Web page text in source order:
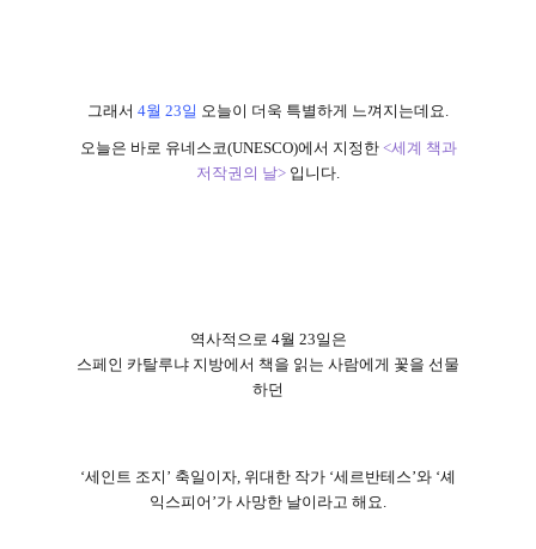
그래서 4월 23일 오늘이 더욱 특별하게 느껴지는데요.
오늘은 바로 유네스코(UNESCO)에서 지정한 <세계 책과
저작권의 날> 입니다
역사적으로 4월 23일은
스페인 카탈루냐 지방에서 책을 읽는 사람에게 꽃을 선물
하던
‘세인트 조지 ’ 축일이자, 위대한 작가 ‘세르반테스’와 ‘셰
익스피어 ’가 사망한 날이라고 해요.